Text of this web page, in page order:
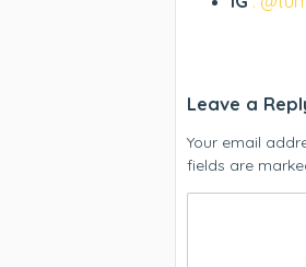
Leave a
Your email
fields are